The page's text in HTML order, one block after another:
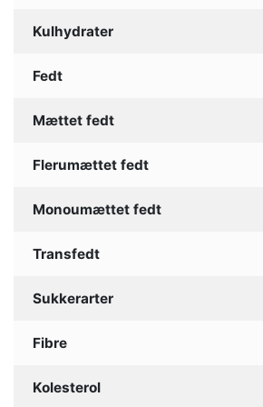
Kulhydrater
Fedt
Mættet fedt
Flerumættet fedt
Monoumættet fedt
Transfedt
Sukkerarter
Fibre
Kolesterol